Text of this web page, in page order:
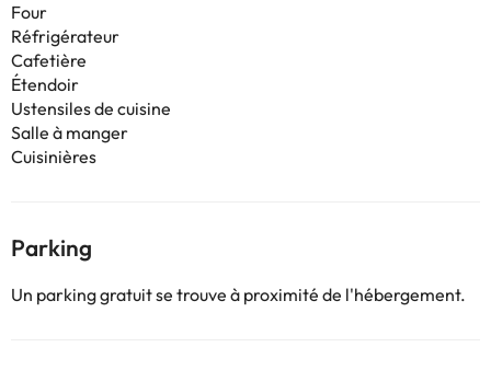
Four
Réfrigérateur
Cafetière
Étendoir
Ustensiles de cuisine
Salle à manger
Cuisinières
Parking
Un parking gratuit se trouve à proximité de l'hébergement.